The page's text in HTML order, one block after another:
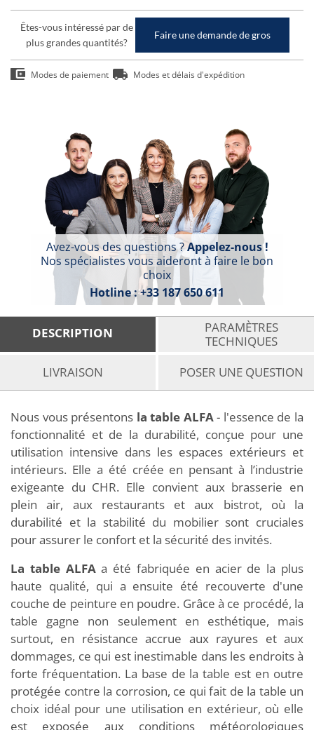
Êtes-vous intéressé par de
plus grandes quantités?
Faire une demande de gros
Modes de paiement Modes et délais d'expédition
Avez-vous des questions ?Appelez-nous !
Nos spécialistes vous aideront à faire le bon
choix
Hotline :+33 187 650 611
DESCRIPTION
PARAMÈTRES
TECHNIQUES
LIVRAISON
POSER UNE QUESTION
Nous vous présentons la table ALFA- l'essence de la
fonctionnalité et de la durabilité, conçue pour une
utilisation intensive dans les espaces extérieurs et
intérieurs. Elle a été créée en pensant à l’industrie
exigeante du CHR. Elle convient aux brasserie en
plein air, aux restaurants et aux bistrot, où la
durabilité et la stabilité du mobilier sont cruciales
pour assurer le confort et la sécurité des invités.
La table ALFAa été fabriquée en acier de la plus
haute qualité, qui a ensuite été recouverte d'une
couche de peinture en poudre. Grâce à ce procédé, la
table gagne non seulement en esthétique, mais
surtout, en résistance accrue aux rayures et aux
dommages, ce qui est inestimable dans les endroits à
forte fréquentation. La base de la table est en outre
protégée contre la corrosion, ce qui fait de la table un
choix idéal pour une utilisation en extérieur, où elle
est exposée aux conditions météorologiques